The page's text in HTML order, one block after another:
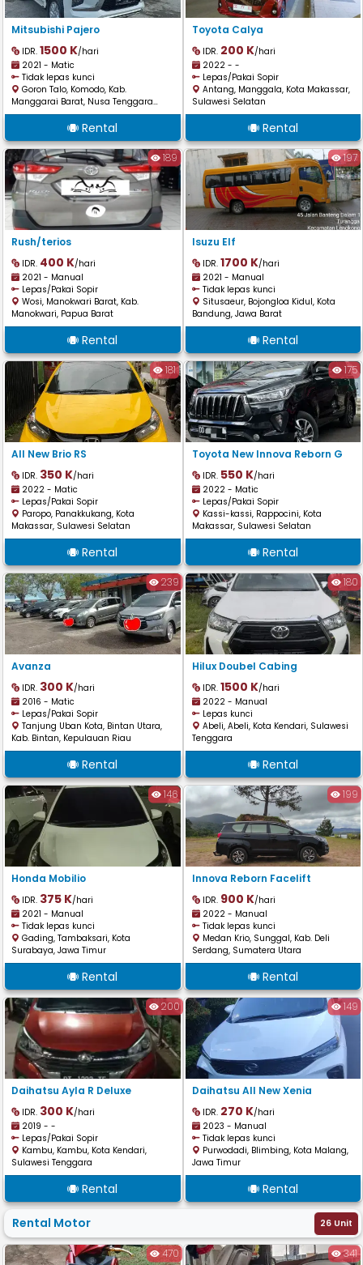
Mitsubishi Pajero
IDR. 1500 K/hari
2021 - Matic
Tidak lepas kunci
Goron Talo, Komodo, Kab.
Manggarai Barat, Nusa Tenggara
Timur
Rental
Toyota Calya
IDR. 200 K/hari
2022 - -
Lepas/Pakai Sopir
Antang, Manggala, Kota Makassar,
Sulawesi Selatan
Rental
189
Rush/terios
IDR. 400 K/hari
2021 - Manual
Lepas/Pakai Sopir
Wosi, Manokwari Barat, Kab.
Manokwari, Papua Barat
Rental
197
Isuzu Elf
IDR. 1700 K/hari
2021 - Manual
Tidak lepas kunci
Situsaeur, Bojongloa Kidul, Kota
Bandung, Jawa Barat
Rental
181
All New Brio RS
IDR. 350 K/hari
2022 - Matic
Lepas/Pakai Sopir
Paropo, Panakkukang, Kota
Makassar, Sulawesi Selatan
Rental
175
Toyota New Innova Reborn G
IDR. 550 K/hari
2022 - Matic
Lepas/Pakai Sopir
Kassi-kassi, Rappocini, Kota
Makassar, Sulawesi Selatan
Rental
239
Avanza
IDR. 300 K/hari
2016 - Matic
Lepas/Pakai Sopir
Tanjung Uban Kota, Bintan Utara,
Kab. Bintan, Kepulauan Riau
Rental
180
Hilux Doubel Cabing
IDR. 1500 K/hari
2022 - Manual
Lepas kunci
Abeli, Abeli, Kota Kendari, Sulawesi
Tenggara
Rental
146
Honda Mobilio
IDR. 375 K/hari
2021 - Manual
Tidak lepas kunci
Gading, Tambaksari, Kota
Surabaya, Jawa Timur
Rental
199
Innova Reborn Facelift
IDR. 900 K/hari
2022 - Manual
Tidak lepas kunci
Medan Krio, Sunggal, Kab. Deli
Serdang, Sumatera Utara
Rental
200
Daihatsu Ayla R Deluxe
IDR. 300 K/hari
2019 - -
Lepas/Pakai Sopir
Kambu, Kambu, Kota Kendari,
Sulawesi Tenggara
Rental
149
Daihatsu All New Xenia
IDR. 270 K/hari
2023 - Manual
Tidak lepas kunci
Purwodadi, Blimbing, Kota Malang,
Jawa Timur
Rental
Rental Motor 26 Unit
470 341